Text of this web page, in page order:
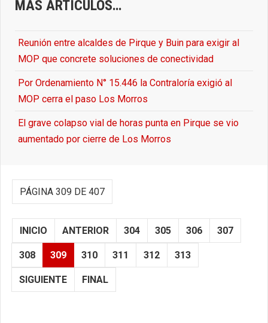
MÁS ARTÍCULOS…
Reunión entre alcaldes de Pirque y Buin para exigir al
MOP que concrete soluciones de conectividad
Por Ordenamiento N° 15.446 la Contraloría exigió al
MOP cerra el paso Los Morros
El grave colapso vial de horas punta en Pirque se vio
aumentado por cierre de Los Morros
PÁGINA 309 DE 407
INICIO ANTERIOR 304 305 306 307
308 309 310 311 312 313
SIGUIENTE FINAL